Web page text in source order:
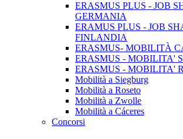
ERASMUS PLUS - JOB
GERMANIA
ERAMUS PLUS - JOB
FINLANDIA
ERASMUS- MOBILITÀ
ERASMUS - MOBILITA'
ERASMUS - MOBILITA'
Mobilità a Siegburg
Mobilità a Roseto
Mobilità a Zwolle
Mobilità a Cáceres
Concorsi